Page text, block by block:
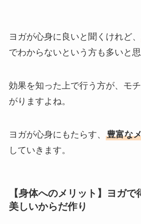
ヨガが心身に良いと聞くけれど、
でわからないという方も多いと思
効果を知った上で行う方が、モ
がりますよね。
ヨガが心身にもたらす、 豊富な
していきます。
【身体へのメリット】ヨガ
美しいからだ作り